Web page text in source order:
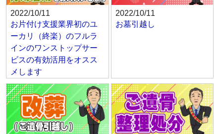
2022/10/11
お片付け支援業界初のユ
ーカリ（終楽）のフルラ
インのワンストップサー
ビスの有効活用をオスス
メします
2022/10/11
お墓引越し